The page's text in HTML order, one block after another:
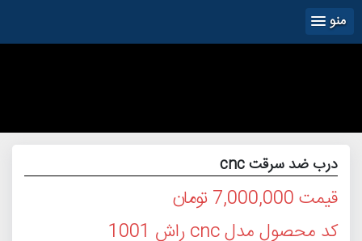
منو
درب ضد سرقت cnc
قیمت7,000,000 تومان
کد محصولمدل cnc راش 1001